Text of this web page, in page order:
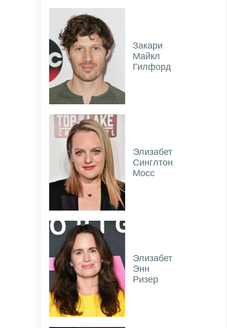
Закари
Майкл
Гилфорд
Элизабет
Синглтон
Мосс
Элизабет
Энн
Ризер